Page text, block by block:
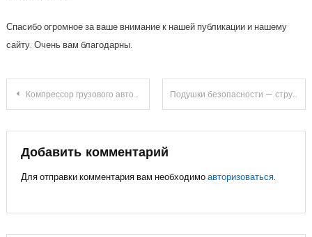
Спасибо огромное за ваше внимание к нашей публикации и нашему
сайту. Очень вам благодарны.
Навигация
по
записям
Компрессор грузового автомобиля Подушки безопасности — структура, типы подушек безопасности и принцип их работы
Добавить комментарий
Для отправки комментария вам необходимоавторизоваться.